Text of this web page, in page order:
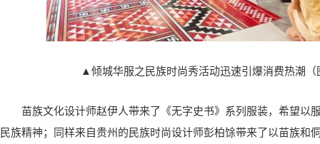
▲倾城华服之民族时尚秀活动迅速引爆消费热潮（
苗族文化设计师赵伊人带来了《无字史书》系列服装，希望以
民族精神；同样来自贵州的民族时尚设计师彭柏馀带来了以苗族和